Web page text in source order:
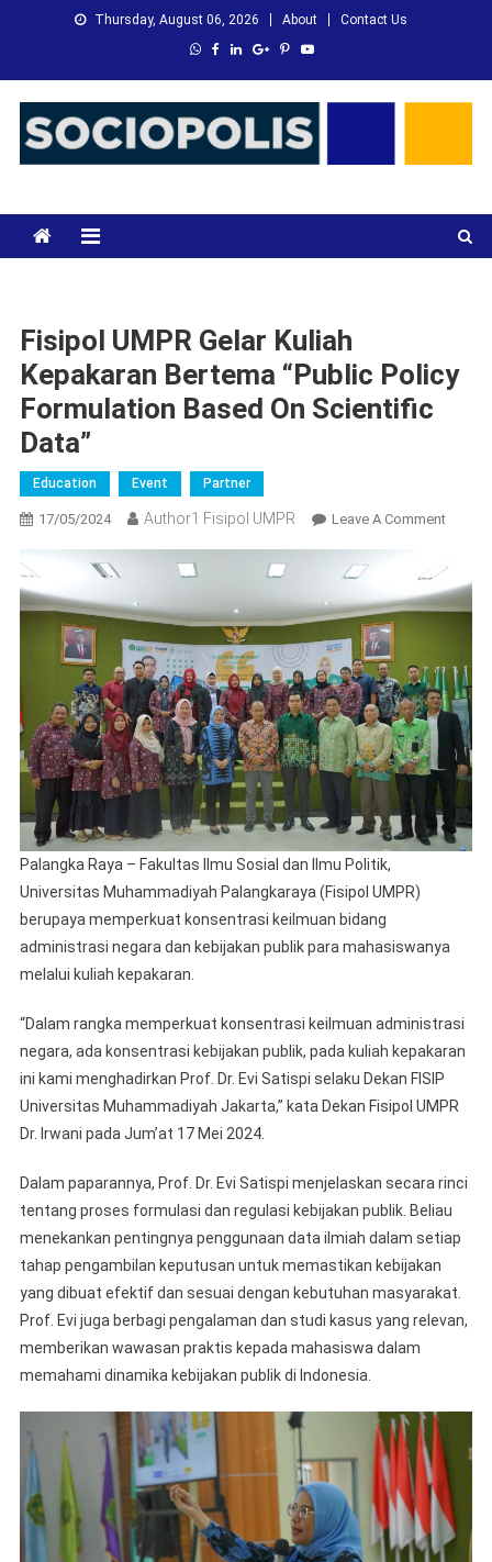
Thursday, August 06, 2026 About Contact Us
Fisipol UMPR Gelar Kuliah
Kepakaran Bertema “Public Policy
Formulation Based On Scientific
Data”
Education Event Partner
17/05/2024 Author1 Fisipol UMPR Leave A CommentOn
UMPR
Gelar
“Public
Policy
Based
Data”
Palangka Raya – Fakultas Ilmu Sosial dan Ilmu Politik,
Universitas Muhammadiyah Palangkaraya (Fisipol UMPR)
berupaya memperkuat konsentrasi keilmuan bidang
administrasi negara dan kebijakan publik para mahasiswanya
melalui kuliah kepakaran.
“Dalam rangka memperkuat konsentrasi keilmuan administrasi
negara, ada konsentrasi kebijakan publik, pada kuliah kepakaran
ini kami menghadirkan Prof. Dr. Evi Satispi selaku Dekan FISIP
Universitas Muhammadiyah Jakarta,” kata Dekan Fisipol UMPR
Dr. Irwani pada Jum’at 17 Mei 2024.
Dalam paparannya, Prof. Dr. Evi Satispi menjelaskan secara rinci
tentang proses formulasi dan regulasi kebijakan publik. Beliau
menekankan pentingnya penggunaan data ilmiah dalam setiap
tahap pengambilan keputusan untuk memastikan kebijakan
yang dibuat efektif dan sesuai dengan kebutuhan masyarakat.
Prof. Evi juga berbagi pengalaman dan studi kasus yang relevan,
memberikan wawasan praktis kepada mahasiswa dalam
memahami dinamika kebijakan publik di Indonesia.